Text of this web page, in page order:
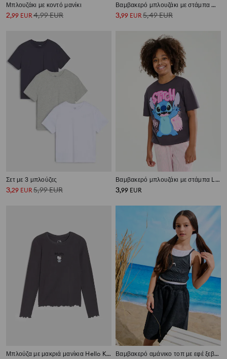
Μπλουζάκι με κοντό μανίκι
2,99 EUR4,99EUR
Βαμβακερό μπλουζάκι με στάμπα Måneskin
3,99 EUR5,49EUR
Σετ με 3 μπλούζες
3,29 EUR 5,99EUR
Βαμβακερό μπλουζάκι με στάμπα Lilo & Stitch
3,99 EUR
Μπλούζα με μακριά μανίκια Hello Kitty Βαμβακερό αμάνικο τοπ με εφέ ξεβαμμένου